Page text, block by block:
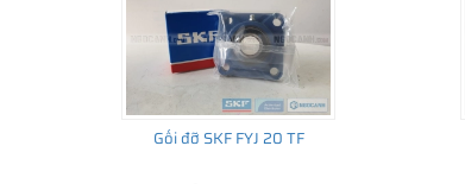
Gối đỡ SKF FYJ 20 TF